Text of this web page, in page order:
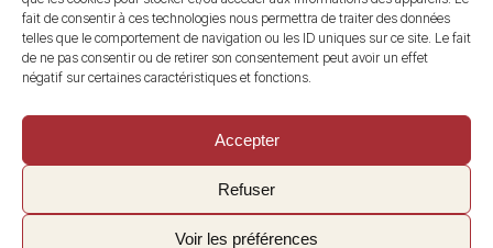
fait de consentir à ces technologies nous permettra de traiter des données
telles que le comportement de navigation ou les ID uniques sur ce site. Le fait
de ne pas consentir ou de retirer son consentement peut avoir un effet
négatif sur certaines caractéristiques et fonctions.
Accepter
Refuser
Voir les préférences
Copyright © 2026 Androuet
Site parMake the Grade